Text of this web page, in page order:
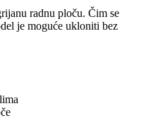
radnu ploču. Čim se
je moguće ukloniti bez